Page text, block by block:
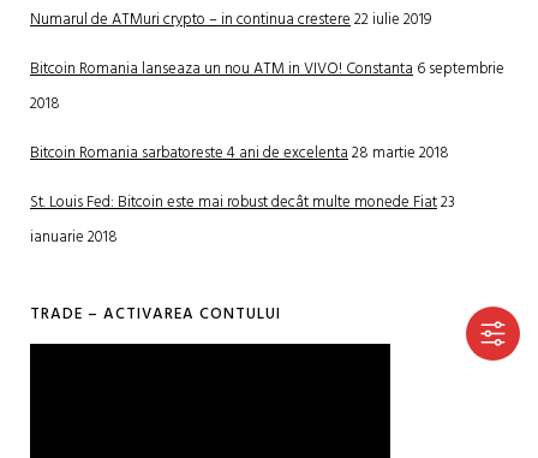
Numarul de ATMuri crypto – in continua crestere22 iulie 2019
Bitcoin Romania lanseaza un nou ATM in VIVO! Constanta6 septembrie
2018
Bitcoin Romania sarbatoreste 4 ani de excelenta28 martie 2018
St. Louis Fed: Bitcoin este mai robust decât multe monede Fiat23
ianuarie 2018
TRADE – ACTIVAREA CONTULUI